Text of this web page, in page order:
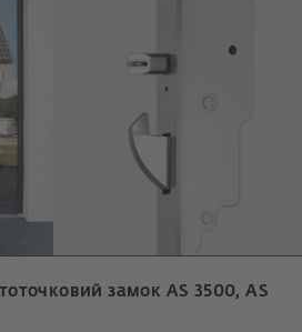
замок AS 3500, AS